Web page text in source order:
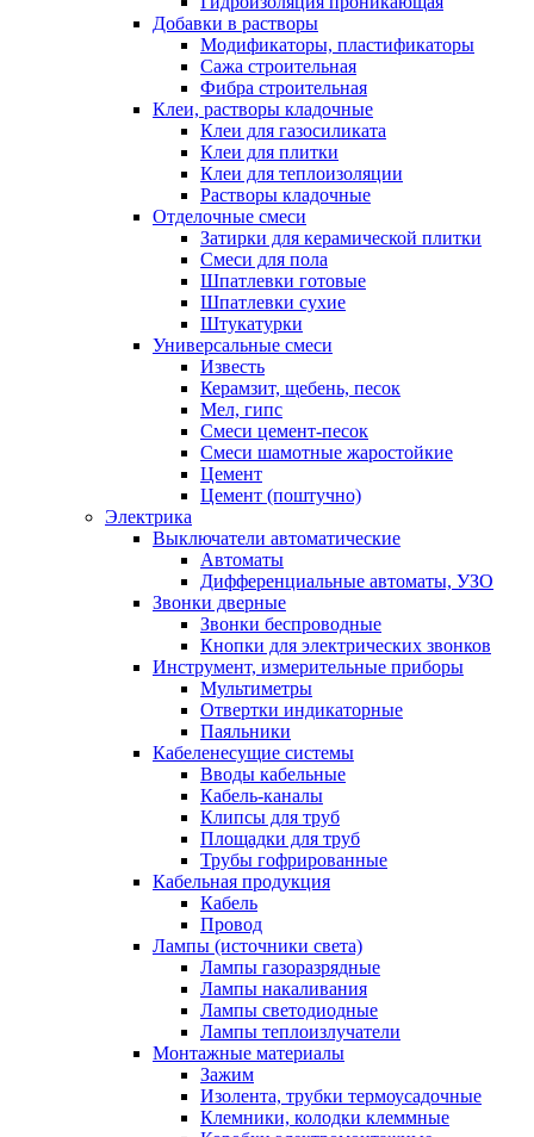
Добавки в растворы
Модификаторы, пластификаторы
Сажа строительная
Фибра строительная
Клеи, растворы кладочные
Клеи для газосиликата
Клеи для плитки
Клеи для теплоизоляции
Растворы кладочные
Отделочные смеси
Затирки для керамической плитки
Смеси для пола
Шпатлевки готовые
Шпатлевки сухие
Штукатурки
Универсальные смеси
Известь
Керамзит, щебень, песок
Мел, гипс
Смеси цемент-песок
Смеси шамотные жаростойкие
Цемент
Цемент (поштучно)
Электрика
Выключатели автоматические
Автоматы
Дифференциальные автоматы, УЗО
Звонки дверные
Звонки беспроводные
Кнопки для электрических звонков
Инструмент, измерительные приборы
Мультиметры
Отвертки индикаторные
Паяльники
Кабеленесущие системы
Вводы кабельные
Кабель-каналы
Клипсы для труб
Площадки для труб
Трубы гофрированные
Кабельная продукция
Кабель
Провод
Лампы (источники света)
Лампы газоразрядные
Лампы накаливания
Лампы светодиодные
Лампы теплоизлучатели
Монтажные материалы
Зажим
Изолента, трубки термоусадочные
Клемники, колодки клеммные